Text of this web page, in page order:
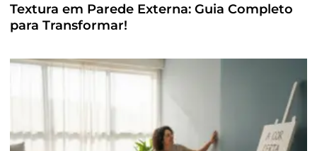
Textura em Parede Externa: Guia Completo
para Transformar!